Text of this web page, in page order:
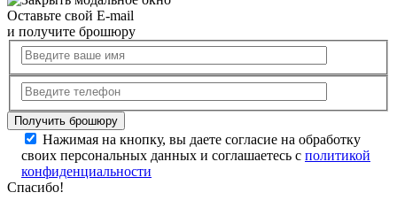
Оставьте свой E-mail
и получите брошюру
Нажимая на кнопку, вы даете согласие на обработку
своих персональных данных и соглашаетесь с политикой
конфиденциальности
Спасибо!